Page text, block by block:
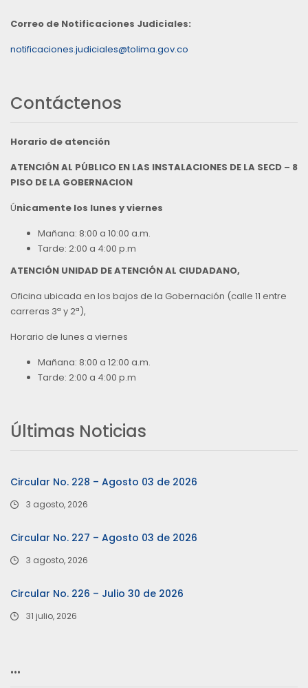
Correo de Notificaciones Judiciales:
notificaciones.judiciales@tolima.gov.co
Contáctenos
Horario de atención
ATENCIÓN AL PÚBLICO EN LAS INSTALACIONES DE LA SECD – 8
PISO DE LA GOBERNACION
Únicamente los lunes y viernes
Mañana: 8:00 a 10:00 a.m.
Tarde: 2:00 a 4:00 p.m
ATENCIÓN UNIDAD DE ATENCIÓN AL CIUDADANO,
Oficina ubicada en los bajos de la Gobernación (calle 11 entre
carreras 3ª y 2ª),
Horario de lunes a viernes
Mañana: 8:00 a 12:00 a.m.
Tarde: 2:00 a 4:00 p.m
Últimas Noticias
Circular No. 228 – Agosto 03 de 2026
3 agosto, 2026
Circular No. 227 – Agosto 03 de 2026
3 agosto, 2026
Circular No. 226 – Julio 30 de 2026
31 julio, 2026
…